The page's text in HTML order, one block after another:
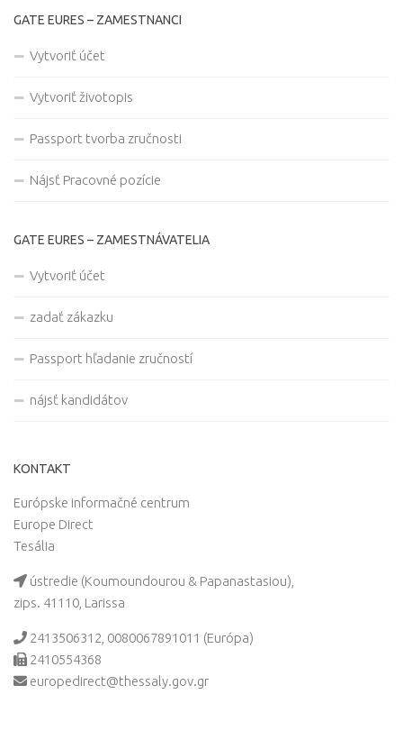
GATE EURES – ZAMESTNANCI
Vytvoriť účet
Vytvoriť životopis
Passport tvorba zručnosti
Nájsť Pracovné pozície
GATE EURES – ZAMESTNÁVATELIA
Vytvoriť účet
zadať zákazku
Passport hľadanie zručností
nájsť kandidátov
KONTAKT
Európske informačné centrum
Europe Direct
Tesália
ústredie (Koumoundourou & Papanastasiou),
zips. 41110, Larissa
2413506312, 0080067891011 (Európa)
2410554368
europedirect@thessaly.gov.gr